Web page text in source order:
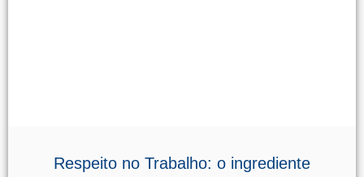
Respeito no Trabalho: o ingrediente